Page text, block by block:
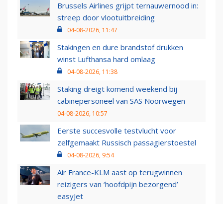
Brussels Airlines grijpt ternauwernood in:
streep door vlootuitbreiding
04-08-2026, 11:47
Stakingen en dure brandstof drukken
winst Lufthansa hard omlaag
04-08-2026, 11:38
Staking dreigt komend weekend bij
cabinepersoneel van SAS Noorwegen
04-08-2026, 10:57
Eerste succesvolle testvlucht voor
zelfgemaakt Russisch passagierstoestel
04-08-2026, 9:54
Air France-KLM aast op terugwinnen
reizigers van ‘hoofdpijn bezorgend’
easyJet